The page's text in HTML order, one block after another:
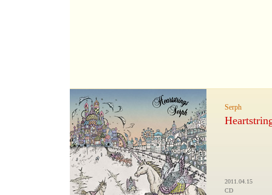
Serph
2011.04.15
CD